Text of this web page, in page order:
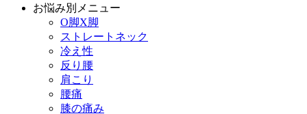
お悩み別メニュー
O脚X脚
ストレートネック
冷え性
反り腰
肩こり
腰痛
膝の痛み